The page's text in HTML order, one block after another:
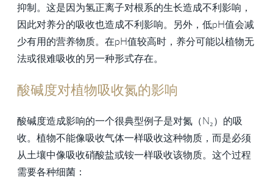
抑制。这是因为氢正离子对根系的生长造成不利影响，
因此对养分的吸收也造成不利影响。另外，低pH值会减
少有用的营养物质。在pH值较高时，养分可能以植物无
法或很难吸收的另一种形式存在。
酸碱度对植物吸收氮的影响
酸碱度造成影响的一个很典型例子是对氮（N₂）的吸
收。植物不能像吸收气体一样吸收这种物质，而是必须
从土壤中像吸收硝酸盐或铵一样吸收该物质。这个过程
需要各种细菌：